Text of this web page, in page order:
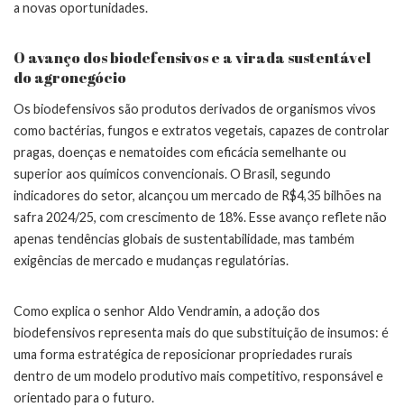
a novas oportunidades.
O avanço dos biodefensivos e a virada sustentável
do agronegócio
Os biodefensivos são produtos derivados de organismos vivos
como bactérias, fungos e extratos vegetais, capazes de controlar
pragas, doenças e nematoides com eficácia semelhante ou
superior aos químicos convencionais. O Brasil, segundo
indicadores do setor, alcançou um mercado de R$4,35 bilhões na
safra 2024/25, com crescimento de 18%. Esse avanço reflete não
apenas tendências globais de sustentabilidade, mas também
exigências de mercado e mudanças regulatórias.
Como explica o senhor Aldo Vendramin, a adoção dos
biodefensivos representa mais do que substituição de insumos: é
uma forma estratégica de reposicionar propriedades rurais
dentro de um modelo produtivo mais competitivo, responsável e
orientado para o futuro.